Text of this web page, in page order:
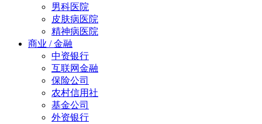
男科医院
皮肤病医院
精神病医院
商业 / 金融
中资银行
互联网金融
保险公司
农村信用社
基金公司
外资银行